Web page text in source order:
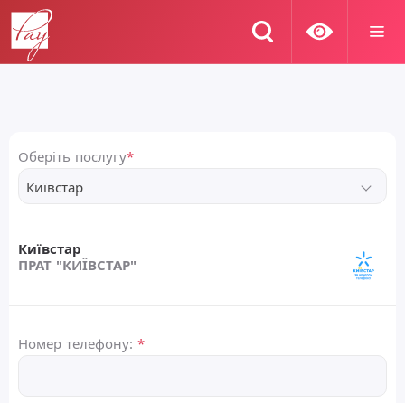
Оберіть послугу*
Київстар
Київстар
ПРАТ "КИЇВСТАР"
Номер телефону: *